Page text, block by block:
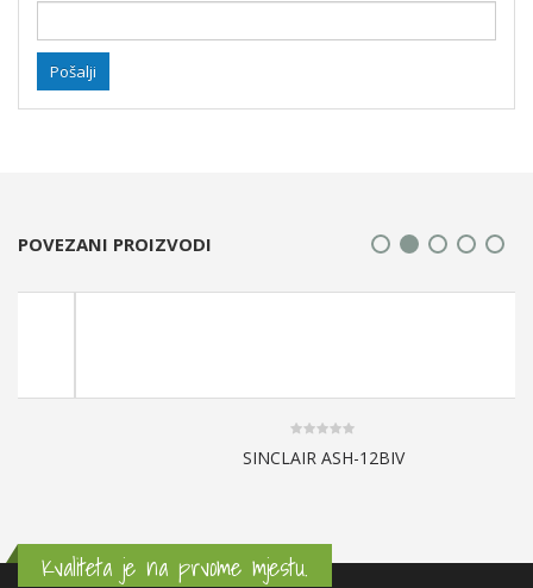
POVEZANI PROIZVODI
out
SINCLAIR ASH-12BIV
Kvaliteta je na prvome mjestu.